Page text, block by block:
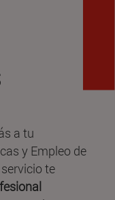
a tu
y Empleo de
te